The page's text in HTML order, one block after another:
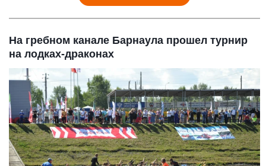
На гребном канале Барнаула прошел турнир
на лодках-драконах